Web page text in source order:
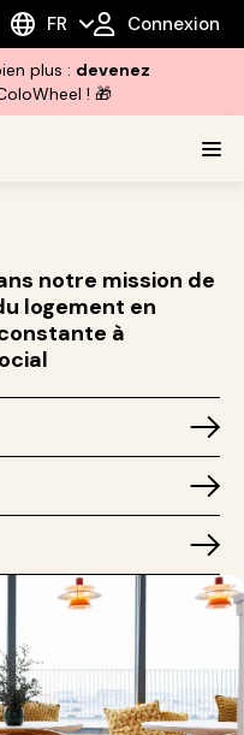
FR Connexion
plus : devenez
! 🎁
notre mission de
logement en
à